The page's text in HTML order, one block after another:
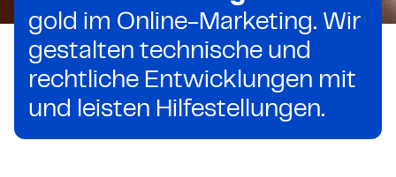
gold im Online-Marketing. Wir
gestalten technische und
rechtliche Entwicklungen mit
und leisten Hilfestellungen.